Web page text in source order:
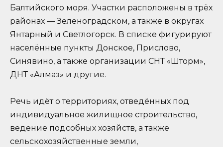
Балтийского моря. Участки расположены в трёх
районах — Зеленоградском, а также в округах
Янтарный и Светлогорск. В списке фигурируют
населённые пункты Донское, Прислово,
Синявино, а также организации СНТ «Шторм»,
ДНТ «Алмаз» и другие.
Речь идёт о территориях, отведённых под
индивидуальное жилищное строительство,
ведение подсобных хозяйств, а также
сельскохозяйственные земли,